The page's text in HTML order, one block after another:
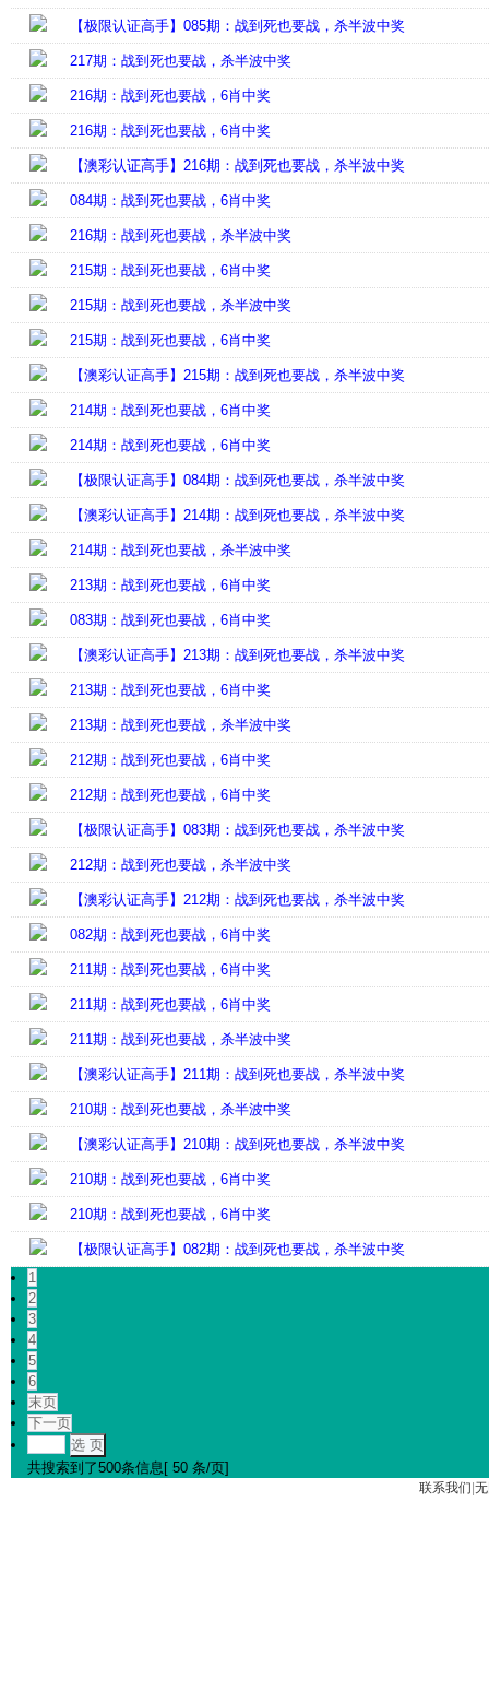
【极限认证高手】085期：战到死也要战，杀半波中奖
217期：战到死也要战，杀半波中奖
216期：战到死也要战，6肖中奖
216期：战到死也要战，6肖中奖
【澳彩认证高手】216期：战到死也要战，杀半波中奖
084期：战到死也要战，6肖中奖
216期：战到死也要战，杀半波中奖
215期：战到死也要战，6肖中奖
215期：战到死也要战，杀半波中奖
215期：战到死也要战，6肖中奖
【澳彩认证高手】215期：战到死也要战，杀半波中奖
214期：战到死也要战，6肖中奖
214期：战到死也要战，6肖中奖
【极限认证高手】084期：战到死也要战，杀半波中奖
【澳彩认证高手】214期：战到死也要战，杀半波中奖
214期：战到死也要战，杀半波中奖
213期：战到死也要战，6肖中奖
083期：战到死也要战，6肖中奖
【澳彩认证高手】213期：战到死也要战，杀半波中奖
213期：战到死也要战，6肖中奖
213期：战到死也要战，杀半波中奖
212期：战到死也要战，6肖中奖
212期：战到死也要战，6肖中奖
【极限认证高手】083期：战到死也要战，杀半波中奖
212期：战到死也要战，杀半波中奖
【澳彩认证高手】212期：战到死也要战，杀半波中奖
082期：战到死也要战，6肖中奖
211期：战到死也要战，6肖中奖
211期：战到死也要战，6肖中奖
211期：战到死也要战，杀半波中奖
【澳彩认证高手】211期：战到死也要战，杀半波中奖
210期：战到死也要战，杀半波中奖
【澳彩认证高手】210期：战到死也要战，杀半波中奖
210期：战到死也要战，6肖中奖
210期：战到死也要战，6肖中奖
【极限认证高手】082期：战到死也要战，杀半波中奖
1
2
3
4
5
6
末页
下一页
选 页
共搜索到了500条信息[ 50 条/页]
联系我们